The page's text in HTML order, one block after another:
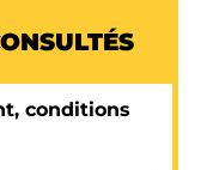
conditions